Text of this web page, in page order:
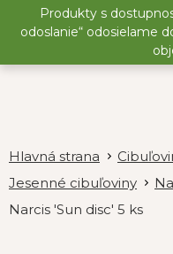
Produkty s
odoslanie“ odosielame
Jesenné cibuľoviny
Narcis 'Sun disc' 5 ks